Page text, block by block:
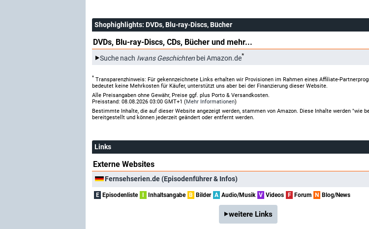
Shophighlights: DVDs, Blu-ray-Discs, Bücher
DVDs, Blu-ray-Discs, CDs, Bücher und mehr...
Suche nach Iwans Geschichten bei Amazon.de*
* Transparenzhinweis: Für gekennzeichnete Links erhalten wir Provisionen im Rahmen eines Affiliate-
bedeutet keine Mehrkosten für Käufer, unterstützt uns aber bei der Finanzierung dieser Website.
Alle Preisangaben ohne Gewähr, Preise ggf. plus Porto & Versandkosten.
Preisstand: 08.08.2026 03:00 GMT+1 (Mehr Informationen)
Bestimmte Inhalte, die auf dieser Website angezeigt werden, stammen von Amazon. Diese Inhalte werden "wie
bereitgestellt und können jederzeit geändert oder entfernt werden.
Links
Externe Websites
Fernsehserien.de (Episodenführer & Infos)
E Episodenliste I Inhaltsangabe B Bilder A Audio/Musik V Videos F Forum N Blog/News
weitere Links